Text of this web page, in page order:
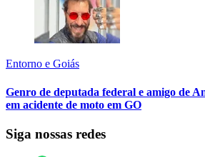
Entorno e Goiás
Genro de deputada federal e amigo de
em acidente de moto em GO
Siga nossas redes